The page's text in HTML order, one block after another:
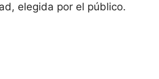
elegida por el público.